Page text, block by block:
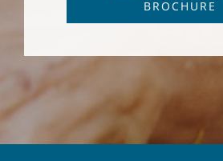
BROCHURE